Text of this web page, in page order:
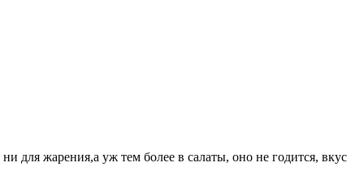
для жарения,а уж тем более в салаты, оно не годится, вкус